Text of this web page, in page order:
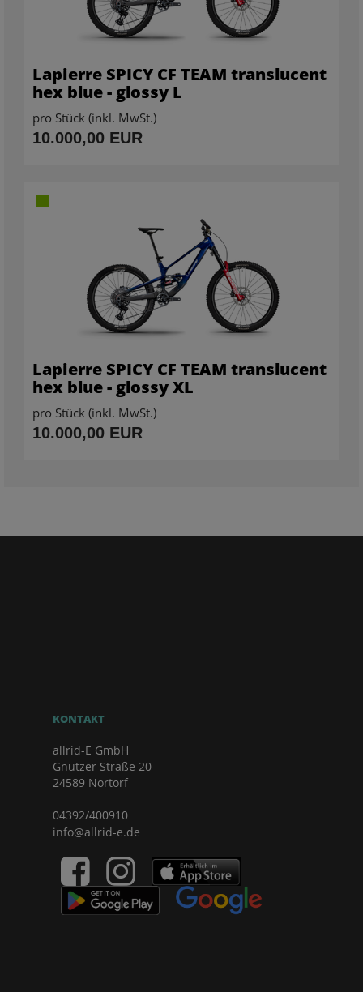
Lapierre SPICY CF TEAM translucent
hex blue - glossy L
pro Stück (inkl. MwSt.)
10.000,00 EUR
Lapierre SPICY CF TEAM translucent
hex blue - glossy XL
pro Stück (inkl. MwSt.)
10.000,00 EUR
KONTAKT
allrid-E GmbH
Gnutzer Straße 20
24589 Nortorf
04392/400910
info@allrid-e.de